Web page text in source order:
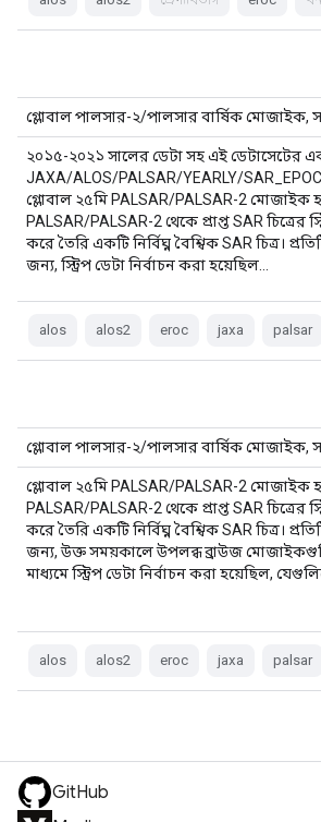
গ্লোবাল পালসার-২/পালসার বার্ষিক মোজাইক,
২০১৫-২০২১ সালের ডেটা সহ এই ডেটাসেটের
JAXA/ALOS/PALSAR/YEARLY/
গ্লোবাল ২৫মি PALSAR/PALSAR-2 মোজাইক
PALSAR/PALSAR-2 থেকে প্রাপ্ত SAR
করে তৈরি একটি নির্বিঘ্ন বৈশ্বিক SAR চিত্র।
জন্য, স্ট্রিপ ডেটা নির্বাচন করা হয়েছিল…
alos alos2 eroc jaxa palsar
গ্লোবাল পালসার-২/পালসার বার্ষিক মোজাইক,
গ্লোবাল ২৫মি PALSAR/PALSAR-2 মোজাইক
PALSAR/PALSAR-2 থেকে প্রাপ্ত SAR
করে তৈরি একটি নির্বিঘ্ন বৈশ্বিক SAR চিত্র।
জন্য, উক্ত সময়কালে উপলব্ধ ব্রাউজ
মাধ্যমে স্ট্রিপ ডেটা নির্বাচন করা হয়েছিল,
alos alos2 eroc jaxa palsar
GitHub